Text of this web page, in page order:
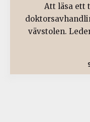
Att läsa ett
vävstolen.